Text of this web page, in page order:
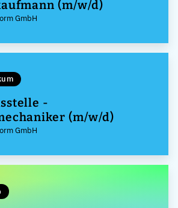
(m/w/d)
GmbH
-
(m/w/d)
GmbH